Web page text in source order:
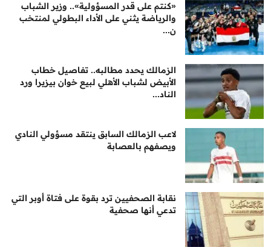
«كنتم على قدر المسؤولية».. وزير الشباب
والرياضة يثني على الأداء البطولي لمنتخب
ن...
الزمالك يحدد مطالبه.. تفاصيل خطاب
الأبيض لشباب الأهلي لبيع خوان بيزيرا ورد
الناد...
لاعب الزمالك السابق ينتقد مسؤولي النادي
ويصفهم بالعصابة
نقابة الصحفيين ترد بقوة على فتاة أوبر التي
تدعي أنها صحفية